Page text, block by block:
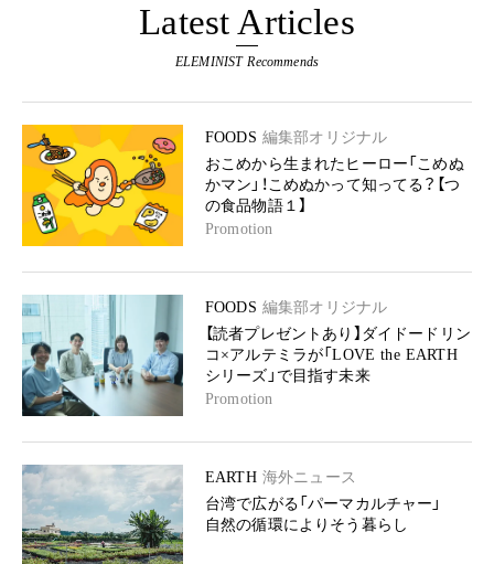
Latest Articles
ELEMINIST Recommends
FOODS 編集部オリジナル
おこめから生まれたヒーロー「こめぬ
かマン」！こめぬかって知ってる？【つ
の食品物語１】
Promotion
FOODS 編集部オリジナル
【読者プレゼントあり】ダイドードリン
コ×アルテミラが「LOVE the EARTH
シリーズ」で目指す未来
Promotion
EARTH 海外ニュース
台湾で広がる「パーマカルチャー」
自然の循環によりそう暮らし